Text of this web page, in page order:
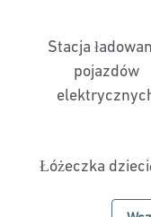
Stacja
pojazdów
Łóżeczka